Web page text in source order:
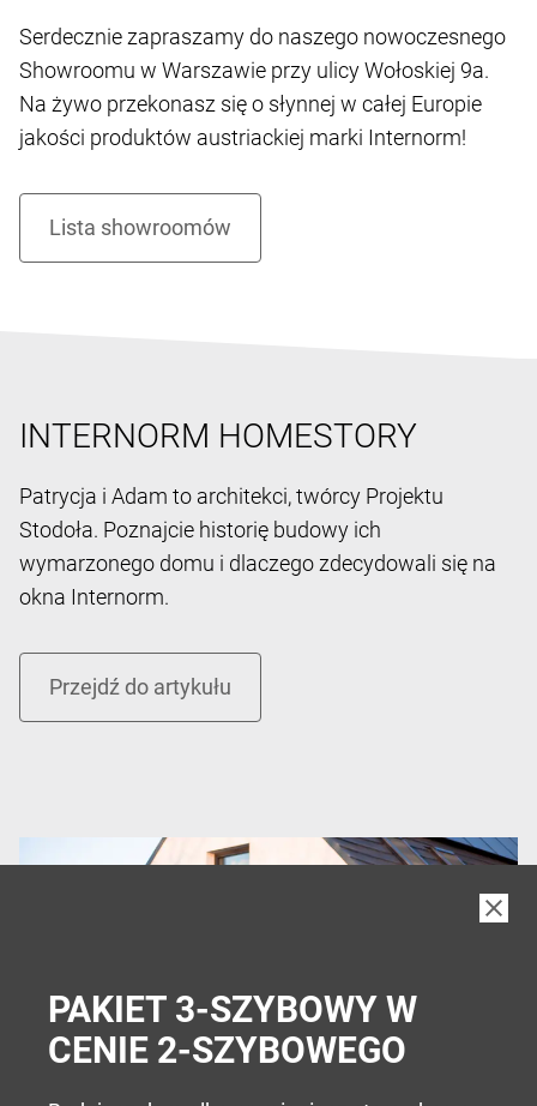
Serdecznie zapraszamy do naszego nowoczesnego
Showroomu w Warszawie przy ulicy Wołoskiej 9a.
Na żywo przekonasz się o słynnej w całej Europie
jakości produktów austriackiej marki Internorm!
INTERNORM HOMESTORY
Patrycja i Adam to architekci, twórcy Projektu
Stodoła. Poznajcie historię budowy ich
wymarzonego domu i dlaczego zdecydowali się na
okna Internorm.
PAKIET 3-SZYBOWY W
CENIE 2-SZYBOWEGO